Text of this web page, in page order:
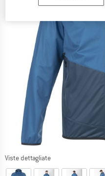
Viste dettagliate